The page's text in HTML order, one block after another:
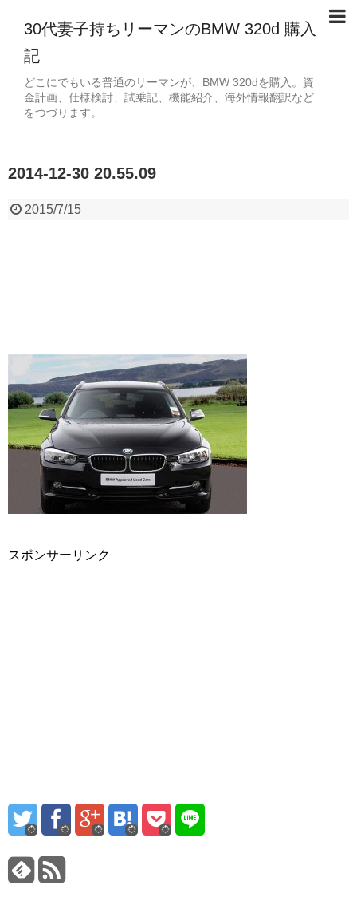
30代妻子持ちリーマンのBMW 320d 購入
記
どこにでもいる普通のリーマンが、BMW 320dを購入。資
金計画、仕様検討、試乗記、機能紹介、海外情報翻訳など
をつづります。
2014-12-30 20.55.09
2015/7/15
スポンサーリンク